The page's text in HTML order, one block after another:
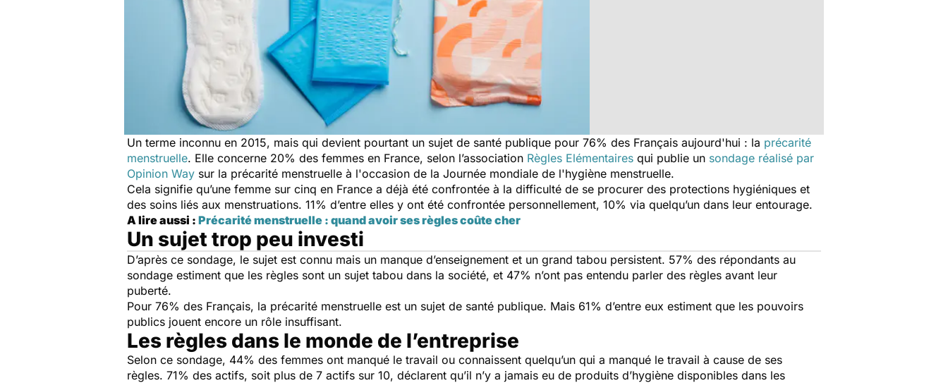
Un terme inconnu en 2015, mais qui devient pourtant un sujet de santé publique pour 76% des Français aujourd'hui : la précarité
menstruelle. Elle concerne 20% des femmes en France, selon l’association Règles Elémentaires qui publie un sondage réalisé par
Opinion Way sur la précarité menstruelle à l'occasion de la Journée mondiale de l'hygiène menstruelle.
Cela signifie qu’une femme sur cinq en France a déjà été confrontée à la difficulté de se procurer des protections hygiéniques et
des soins liés aux menstruations. 11% d’entre elles y ont été confrontée personnellement, 10% via quelqu’un dans leur entourage.
A lire aussi : Précarité menstruelle : quand avoir ses règles coûte cher
Un sujet trop peu investi
D’après ce sondage, le sujet est connu mais un manque d’enseignement et un grand tabou persistent. 57% des répondants au
sondage estiment que les règles sont un sujet tabou dans la société, et 47% n’ont pas entendu parler des règles avant leur
puberté.
Pour 76% des Français, la précarité menstruelle est un sujet de santé publique. Mais 61% d’entre eux estiment que les pouvoirs
publics jouent encore un rôle insuffisant.
Les règles dans le monde de l’entreprise
Selon ce sondage, 44% des femmes ont manqué le travail ou connaissent quelqu’un qui a manqué le travail à cause de ses
règles. 71% des actifs, soit plus de 7 actifs sur 10, déclarent qu’il n’y a jamais eu de produits d’hygiène disponibles dans les